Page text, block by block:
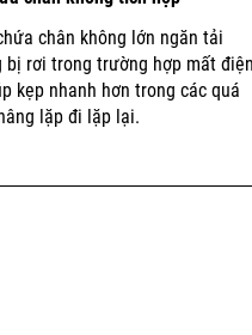
chân không lớn ngăn tải
bị rơi trong trường hợp mất điện
kẹp nhanh hơn trong các quá
lặp đi lặp lại.